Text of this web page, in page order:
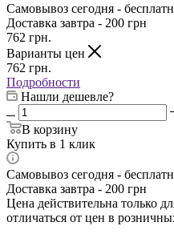
Самовывоз сегодня -
Доставка завтра - 200 грн
762 грн.
Варианты цен
762 грн.
Подробности
Нашли дешевле?
В корзину
Купить в 1 клик
Самовывоз сегодня -
Доставка завтра - 200 грн
Цена действительна только
отличаться от цен в